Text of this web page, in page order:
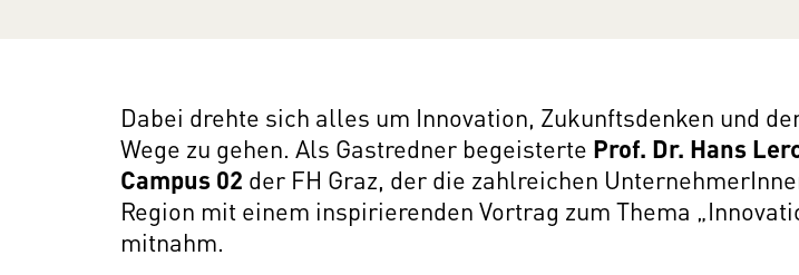
Dabei drehte sich alles um Innovation, Zukunftsdenken und
Wege zu gehen. Als Gastredner begeisterte Prof. Dr. Hans
Campus 02 der FH Graz, der die zahlreichen
Region mit einem inspirierenden Vortrag zum Thema
mitnahm.